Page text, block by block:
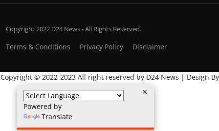
Powered by
Translate
Copyright 2022 D24 News - All Rights Reserved.
Terms & Conditions Privacy Policy Disclaimer
Copyright © 2022-2023 All right reserved by D24 News | Design By